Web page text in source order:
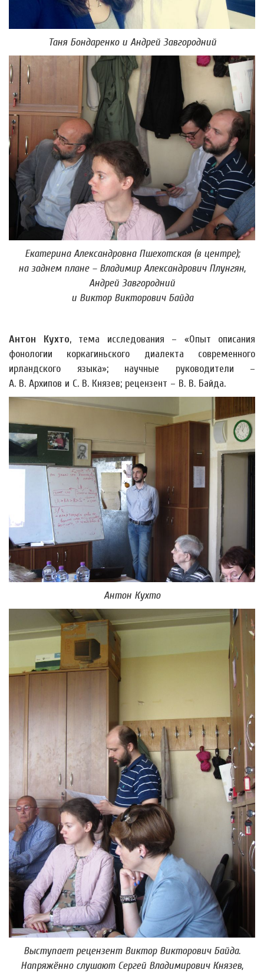
Таня Бондаренко и Андрей Завгородний
Екатерина Александровна Пшехотская (в центре);
на заднем плане – Владимир Александрович Плунгян,
Андрей Завгородний
и Виктор Викторович Байда
Антон Кухто, тема исследования – «Опыт описания
фонологии коркагиньского диалекта современного
ирландского языка»; научные руководители –
А. В. Архипов и С. В. Князев; рецензент – В. В. Байда.
Антон Кухто
Выступает рецензент Виктор Викторович Байда.
Напряжённо слушают Сергей Владимирович Князев,